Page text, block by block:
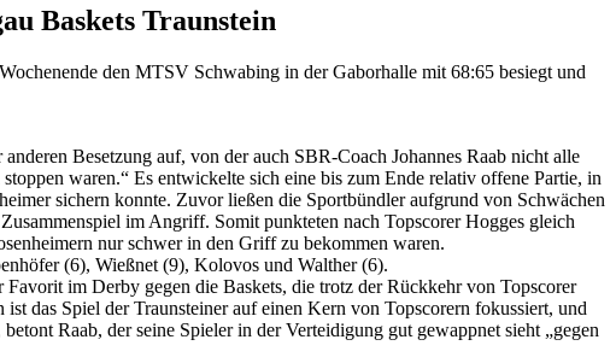
Baskets Traunstein
den MTSV Schwabing in der Gaborhalle mit 68:65 besiegt und
Besetzung auf, von der auch SBR-Coach Johannes Raab nicht alle
waren.“ Es entwickelte sich eine bis zum Ende relativ offene Partie, in
sichern konnte. Zuvor ließen die Sportbündler aufgrund von Schwächen
im Angriff. Somit punkteten nach Topscorer Hogges gleich
nur schwer in den Griff zu bekommen waren.
(6), Wießnet (9), Kolovos und Walther (6).
im Derby gegen die Baskets, die trotz der Rückkehr von Topscorer
das Spiel der Traunsteiner auf einen Kern von Topscorern fokussiert, und
Raab, der seine Spieler in der Verteidigung gut gewappnet sieht „gegen